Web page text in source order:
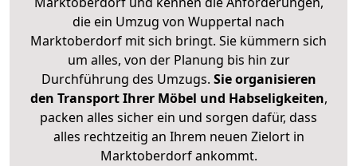
die ein Umzug von Wuppertal nach
Marktoberdorf mit sich bringt. Sie kümmern sich
um alles, von der Planung bis hin zur
Durchführung des Umzugs. Sie organisieren
den Transport Ihrer Möbel und Habseligkeiten,
packen alles sicher ein und sorgen dafür, dass
alles rechtzeitig an Ihrem neuen Zielort in
Marktoberdorf ankommt.